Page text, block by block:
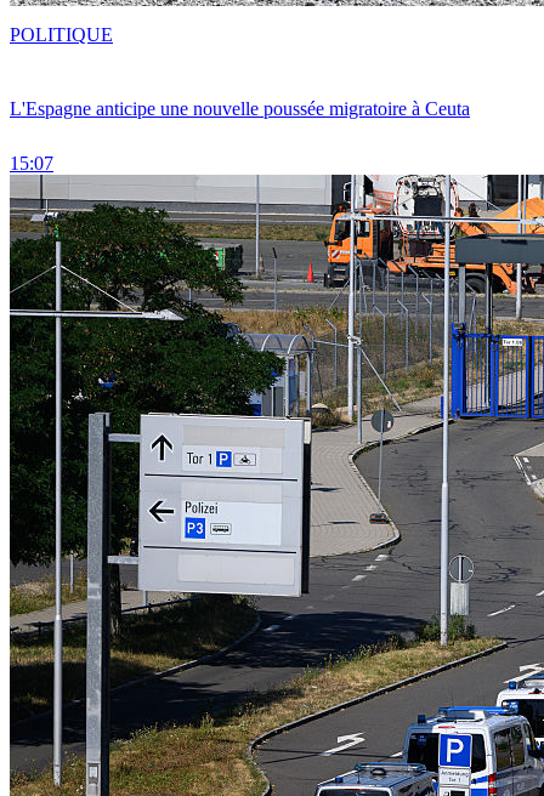
L'Espagne anticipe une nouvelle poussée migratoire à Ceuta
15:07
POLITIQUE